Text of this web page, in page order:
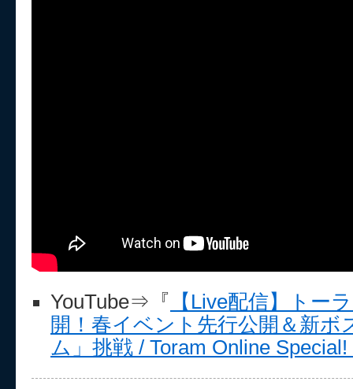
YouTube⇒『
【Live配信】トー
開！春イベント先行公開＆新ボ
ム」挑戦 / Toram Online Special!